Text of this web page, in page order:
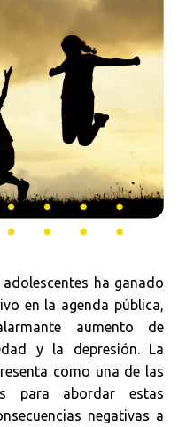
ha ganado
en la agenda pública,
aumento de
y la depresión. La
como una de las
para abordar estas
negativas a